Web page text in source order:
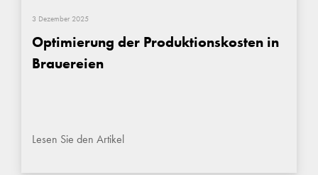
3 Dezember 2025
Optimierung der Produktionskosten in
Brauereien
Lesen Sie den Artikel